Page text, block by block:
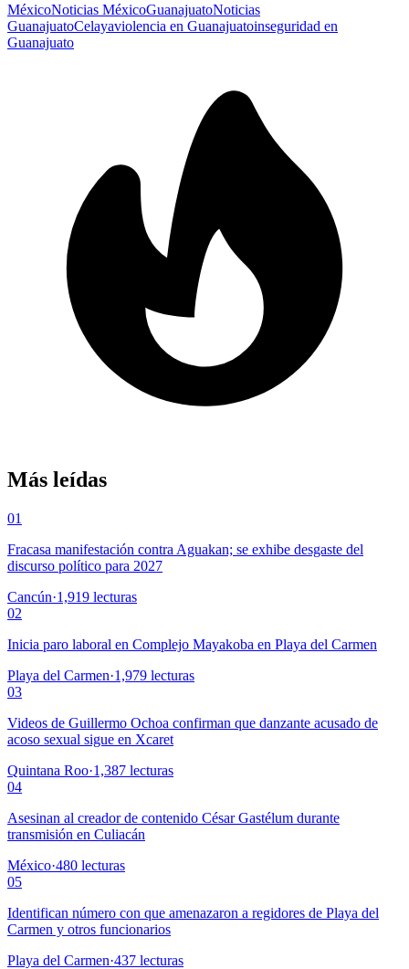
MéxicoNoticias MéxicoGuanajuatoNoticias
GuanajuatoCelayaviolencia en Guanajuatoinseguridad en
Guanajuato
Más leídas
01
Fracasa manifestación contra Aguakan; se exhibe desgaste del
discurso político para 2027
Cancún·1,919 lecturas
02
Inicia paro laboral en Complejo Mayakoba en Playa del Carmen
Playa del Carmen·1,979 lecturas
03
Videos de Guillermo Ochoa confirman que danzante acusado de
acoso sexual sigue en Xcaret
Quintana Roo·1,387 lecturas
04
Asesinan al creador de contenido César Gastélum durante
transmisión en Culiacán
México·480 lecturas
05
Identifican número con que amenazaron a regidores de Playa del
Carmen y otros funcionarios
Playa del Carmen·437 lecturas